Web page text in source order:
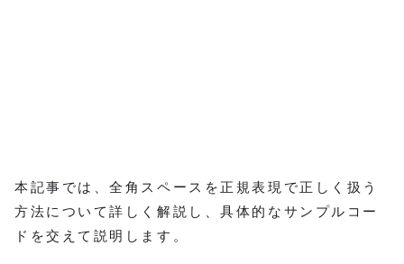
本記事では、全角スペースを正規表現で正しく扱う
方法について詳しく解説し、具体的なサンプルコー
ドを交えて説明します。